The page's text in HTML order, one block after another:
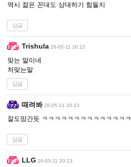
역시 젊은 꼰대도 상대하기 힘들지
답글
Trishula 26-05-11 20:22
맞는 말이네
처맞는말
답글
때려봐 26-05-11 20:23
잘도망간듯 ㅋㅋㅋㅋㅋㅋㅋㅋㅋㅋㅋㅋㅋㅋ
답글
LLG 26-05-11 20:23